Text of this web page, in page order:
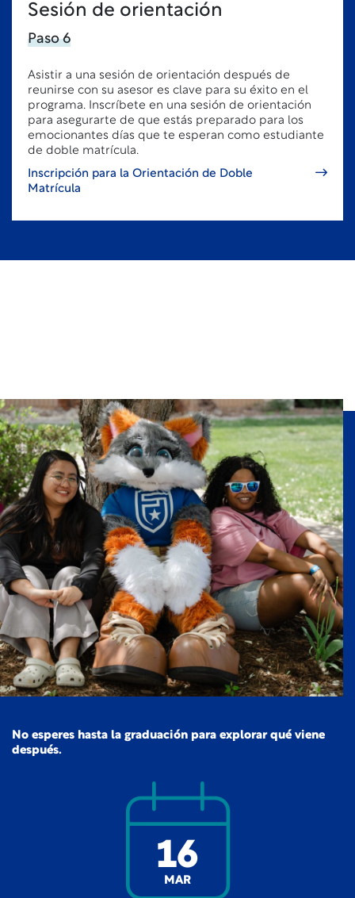
Sesión de orientación
Paso 6
Asistir a una sesión de orientación después de
reunirse con su asesor es clave para su éxito en el
programa. Inscríbete en una sesión de orientación
para asegurarte de que estás preparado para los
emocionantes días que te esperan como estudiante
de doble matrícula.
Inscripción para la Orientación de Doble
Matrícula
No esperes hasta la graduación para explorar qué viene
después.
16
MAR